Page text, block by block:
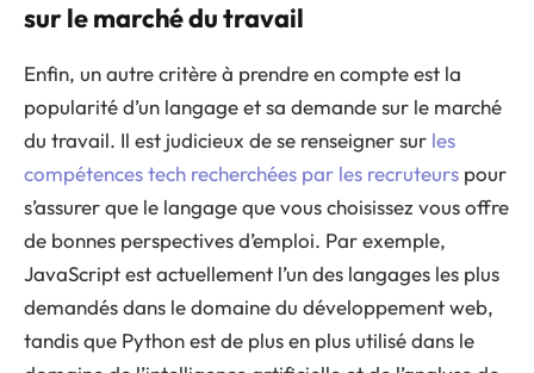
sur le marché du travail
Enfin, un autre critère à prendre en compte est la
popularité d’un langage et sa demande sur le marché
du travail. Il est judicieux de se renseigner sur les
compétences tech recherchées par les recruteurs pour
s’assurer que le langage que vous choisissez vous offre
de bonnes perspectives d’emploi. Par exemple,
JavaScript est actuellement l’un des langages les plus
demandés dans le domaine du développement web,
tandis que Python est de plus en plus utilisé dans le